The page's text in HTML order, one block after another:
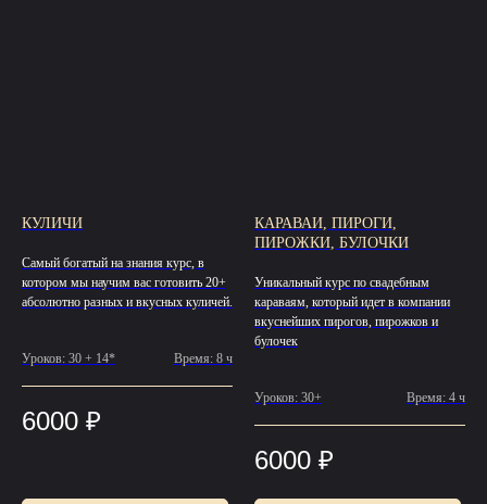
КУЛИЧИ
Самый богатый на знания курс, в
котором мы научим вас готовить 20+
абсолютно разных и вкусных куличей.
Уроков: 30 + 14* Время: 8 ч
6000 ₽
КАРАВАИ, ПИРОГИ,
ПИРОЖКИ, БУЛОЧКИ
Уникальный курс по свадебным
караваям, который идет в компании
вкуснейших пирогов, пирожков и
булочек
Уроков: 30+ Время: 4 ч
6000 ₽